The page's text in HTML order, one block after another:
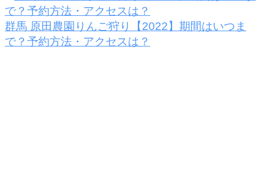
群馬 原田農園りんご狩り【2022】期間はいつま
で？予約方法・アクセスは？